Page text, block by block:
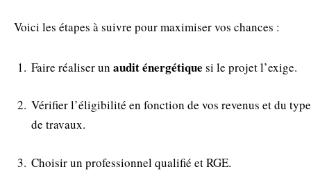
Voici les étapes à suivre pour maximiser vos chances :
Faire réaliser un audit énergétique si le projet l’exige.
Vérifier l’éligibilité en fonction de vos revenus et du type
de travaux.
Choisir un professionnel qualifié et RGE.